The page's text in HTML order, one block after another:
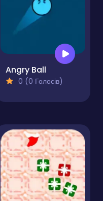
Angry Ball
0 (0 Голосів)